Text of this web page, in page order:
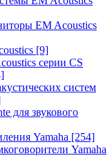
EM Acoustics
[9]
серии CS
систем
для звукового
Yamaha [254]
Yamaha